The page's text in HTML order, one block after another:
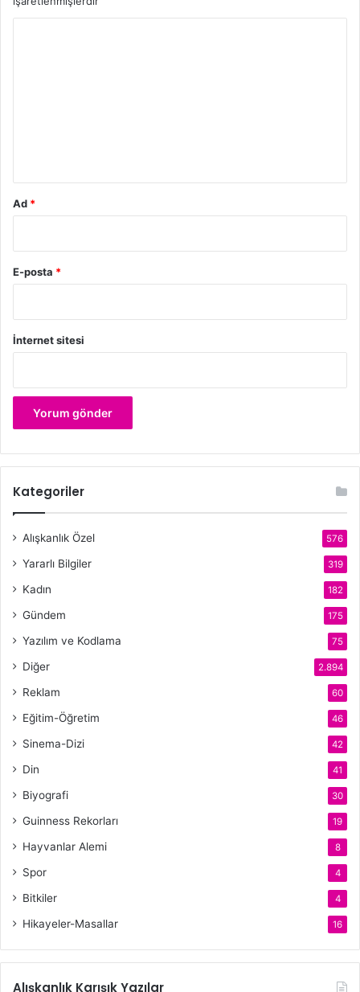
Ad *
E-posta *
İnternet sitesi
Kategoriler
Alışkanlık Özel 576
Yararlı Bilgiler 319
Kadın 182
Gündem 175
Yazılım ve Kodlama 75
Diğer 2.894
Reklam 60
Eğitim-Öğretim 46
Sinema-Dizi 42
Din 41
Biyografi 30
Guinness Rekorları 19
Hayvanlar Alemi 8
Spor 4
Bitkiler 4
Hikayeler-Masallar 16
Alışkanlık Karışık Yazılar